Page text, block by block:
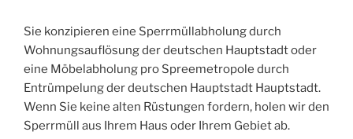
Sie konzipieren eine Sperrmüllabholung durch
Wohnungsauflösung der deutschen Hauptstadt oder
eine Möbelabholung pro Spreemetropole durch
Entrümpelung der deutschen Hauptstadt Hauptstadt.
Wenn Sie keine alten Rüstungen fordern, holen wir den
Sperrmüll aus Ihrem Haus oder Ihrem Gebiet ab.